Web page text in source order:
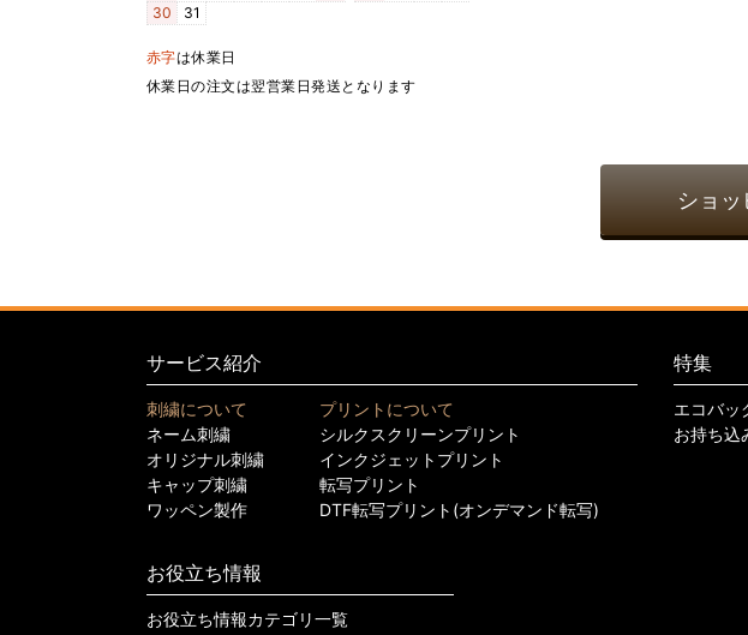
30
31
赤字は休業日
休業日の注文は翌営業日発送となります
ショ
サービス紹介
刺繍について
ネーム刺繍
オリジナル刺繍
キャップ刺繍
ワッペン製作
プリントについて
シルクスクリーンプリント
インクジェットプリント
転写プリント
DTF転写プリント(オンデマンド転写)
特集
エコバッ
お持ち込
お役立ち情報
お役立ち情報カテゴリ一覧